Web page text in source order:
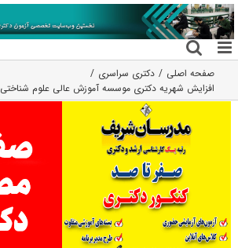
رفتن
به
محتوا
صفحه اصلی
دکتری سراسری
افزایش شهریه دکتری موسسه آموزش عالی علوم شناختی ۱۴۰۳